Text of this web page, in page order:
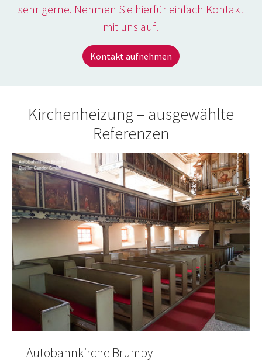
sehr gerne. Nehmen Sie hierfür einfach Kontakt
mit uns auf!
Kontakt aufnehmen
Kirchenheizung – ausgewählte
Referenzen
Autobahnkirche Brumby